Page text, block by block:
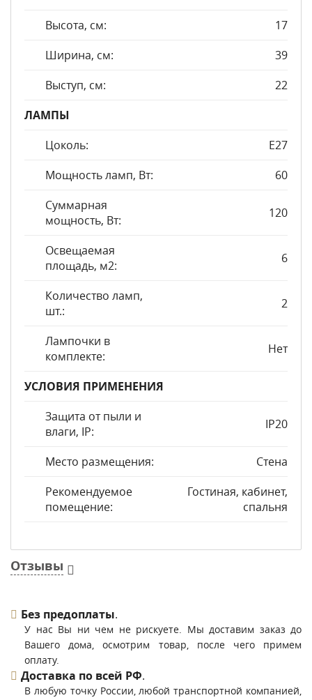
Высота, см:
17
Ширина, см:
39
Выступ, см:
22
ЛАМПЫ
Цоколь:
E27
Мощность ламп, Вт:
60
Суммарная
мощность, Вт:
120
Освещаемая
площадь, м2:
6
Количество ламп,
шт.:
2
Лампочки в
комплекте:
Нет
УСЛОВИЯ ПРИМЕНЕНИЯ
Защита от пыли и
влаги, IP:
IP20
Место размещения:
Стена
Рекомендуемое
помещение:
Гостиная, кабинет,
спальня
Отзывы
Без предоплаты.
У нас Вы ни чем не рискуете. Мы доставим заказ до
Вашего дома, осмотрим товар, после чего примем
оплату.
Доставка по всей РФ.
В любую точку России, любой транспортной компанией,